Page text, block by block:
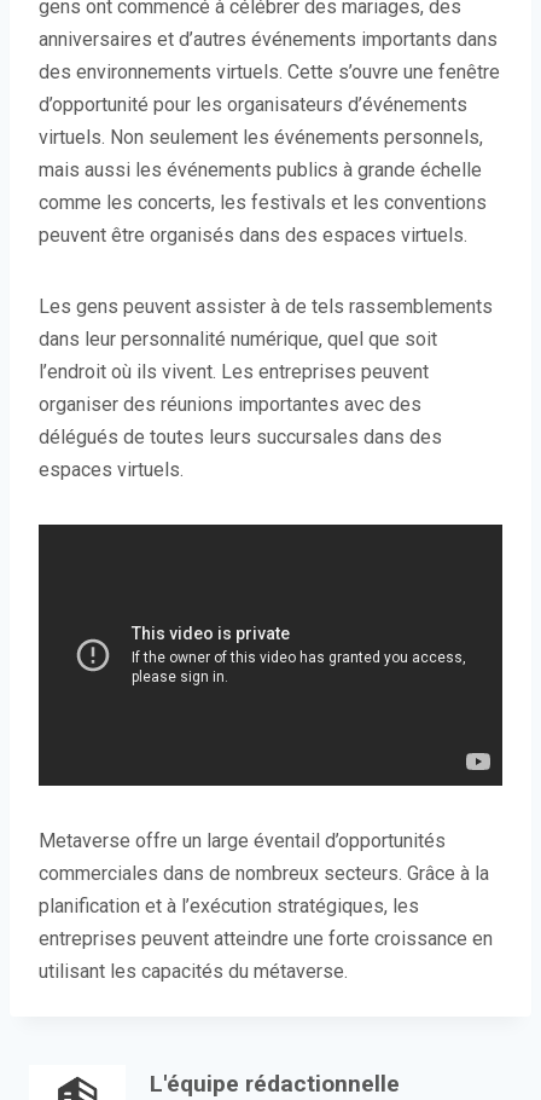
gens ont commencé à célébrer des mariages, des
anniversaires et d’autres événements importants dans
des environnements virtuels. Cette s’ouvre une fenêtre
d’opportunité pour les organisateurs d’événements
virtuels. Non seulement les événements personnels,
mais aussi les événements publics à grande échelle
comme les concerts, les festivals et les conventions
peuvent être organisés dans des espaces virtuels.
Les gens peuvent assister à de tels rassemblements
dans leur personnalité numérique, quel que soit
l’endroit où ils vivent. Les entreprises peuvent
organiser des réunions importantes avec des
délégués de toutes leurs succursales dans des
espaces virtuels.
Metaverse offre un large éventail d’opportunités
commerciales dans de nombreux secteurs. Grâce à la
planification et à l’exécution stratégiques, les
entreprises peuvent atteindre une forte croissance en
utilisant les capacités du métaverse.
L'équipe rédactionnelle